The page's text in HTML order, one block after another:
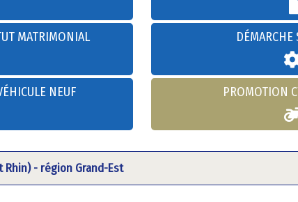
MATRIMONIAL
NEUF
DÉMARCHE
PROMOTION
- région Grand-Est